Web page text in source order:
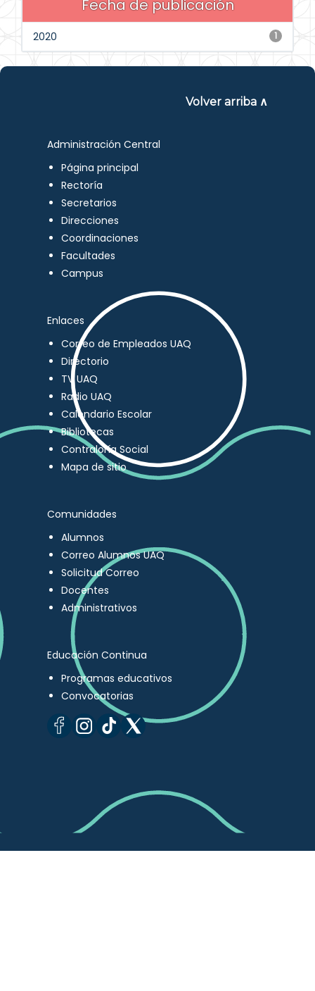
Fecha de publicación
1
2020
Volver arriba ∧
Administración Central
Página principal
Rectoría
Secretarios
Direcciones
Coordinaciones
Facultades
Campus
Enlaces
Correo de Empleados UAQ
Directorio
TV UAQ
Radio UAQ
Calendario Escolar
Bibliotecas
Contraloría Social
Mapa de sitio
Comunidades
Alumnos
Correo Alumnos UAQ
Solicitud Correo
Docentes
Administrativos
Educación Continua
Programas educativos
Convocatorias